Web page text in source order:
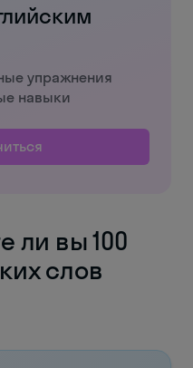
упражнения
навыки
ли вы 100
слов